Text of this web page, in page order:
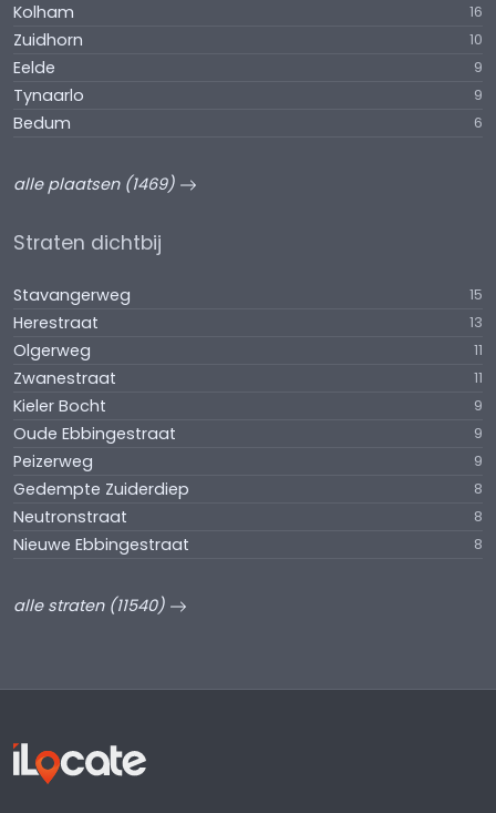
Kolham 16
Zuidhorn 10
Eelde 9
Tynaarlo 9
Bedum 6
alle plaatsen (1469)
Straten dichtbij
Stavangerweg 15
Herestraat 13
Olgerweg 11
Zwanestraat 11
Kieler Bocht 9
Oude Ebbingestraat 9
Peizerweg 9
Gedempte Zuiderdiep 8
Neutronstraat 8
Nieuwe Ebbingestraat 8
alle straten (11540)